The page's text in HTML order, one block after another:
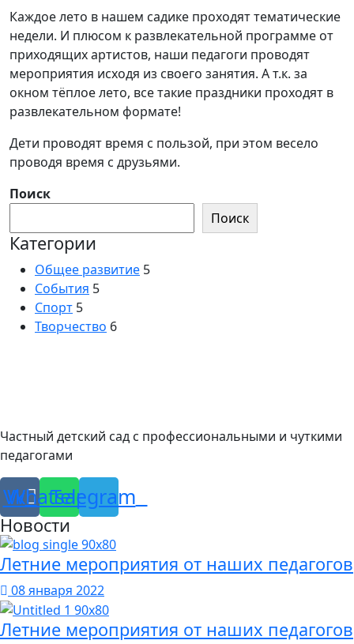
Каждое лето в нашем садике проходят тематические
недели. И плюсом к развлекательной программе от
приходящих артистов, наши педагоги проводят
мероприятия исходя из своего занятия. А т.к. за
окном тёплое лето, все такие праздники проходят в
развлекательном формате!
Дети проводят время с пользой, при этом весело
проводя время с друзьями.
Поиск
Поиск
Категории
Общее развитие 5
События 5
Спорт 5
Творчество 6
Частный детский сад с профессиональными и чуткими
педагогами
Vk
Whatsapp
Telegram
Новости
Летние мероприятия от наших педагогов
08 января 2022
Летние мероприятия от наших педагогов